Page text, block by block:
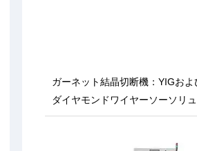
ガーネット結晶切断機：YIGおよ
ダイヤモンドワイヤーソーソリ